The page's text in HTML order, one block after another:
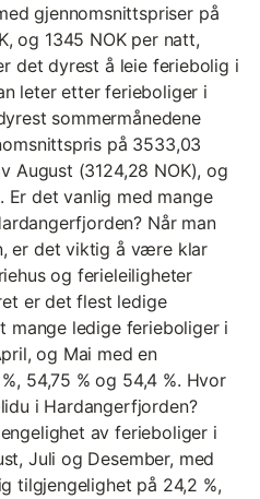
gjennomsnittspriser på
og 1345 NOK per natt,
det dyrest å leie feriebolig i
leter etter ferieboliger i
sommermånedene
på 3533,03
August (3124,28 NOK), og
Er det vanlig med mange
Når man
er det viktig å være klar
og ferieleiligheter
er det flest ledige
mange ledige ferieboliger i
og Mai med en
54,75 % og 54,4 %. Hvor
i Hardangerfjorden?
av ferieboliger i
Juli og Desember, med
tilgjengelighet på 24,2 %,